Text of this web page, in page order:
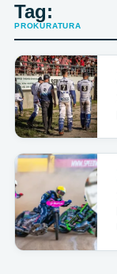
Tag:
PROKURATURA